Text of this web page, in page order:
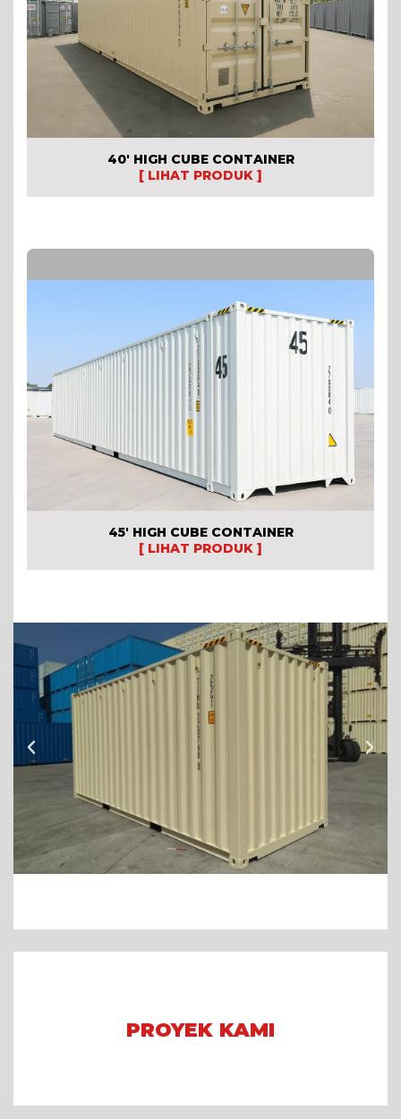
40′ HIGH CUBE CONTAINER
[ LIHAT PRODUK ]
45′ HIGH CUBE CONTAINER
[ LIHAT PRODUK ]
PROYEK KAMI